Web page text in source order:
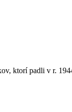
ktorí padli v r.